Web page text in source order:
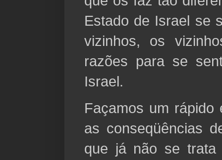
Estado de Israel se
vizinhos, os
razões para se
Israel.
Façamos um rápido
as conseqüências
que já não se trata